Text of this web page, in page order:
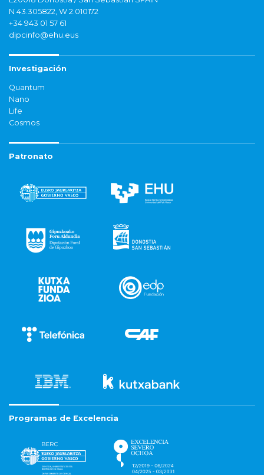
N 43.305822, W 2.010172
+34 943 01 57 61
dipcinfo@ehu.eus
Investigación
Quantum
Nano
Life
Cosmos
Patronato
Programas de Excelencia